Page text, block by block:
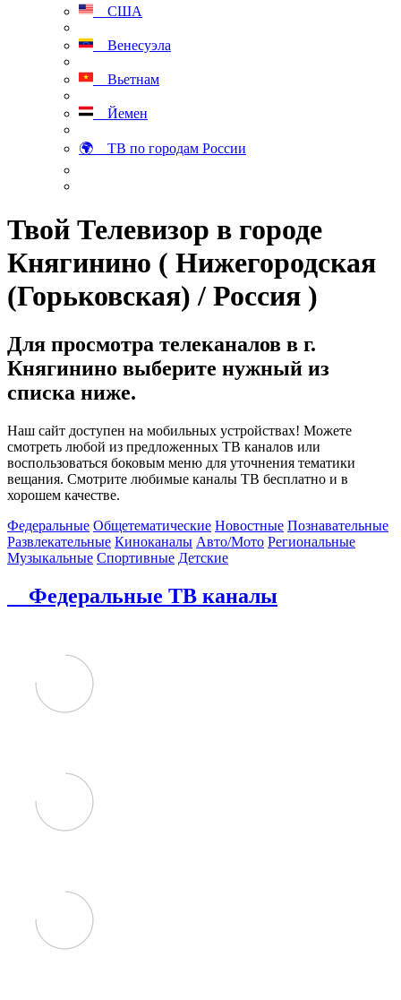
США
Венесуэла
Вьетнам
Йемен
🌍 ТВ по городам России
Твой Телевизор в городе
Княгинино ( Нижегородская
(Горьковская) / Россия )
Для просмотра телеканалов в г.
Княгинино выберите нужный из
списка ниже.
Наш сайт доступен на мобильных устройствах! Можете
смотреть любой из предложенных ТВ каналов или
воспользоваться боковым меню для уточнения тематики
вещания. Смотрите любимые каналы ТВ бесплатно и в
хорошем качестве.
Федеральные Общетематические Новостные Познавательные
Развлекательные Киноканалы Авто/Мото Региональные
Музыкальные Спортивные Детские
Федеральные ТВ каналы